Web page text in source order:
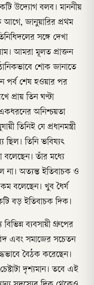
উদ্যোগ বলব। মাননীয়
আগে, জানুয়ারির প্রথম
সঙ্গে দেখা
আমরা মূলত প্রাক্তন
শোক জানাতে
পর্ব শেষ হওয়ার পর
প্রায় তিন ঘণ্টা
অনিশ্চয়তা
তিনিই যে প্রধানমন্ত্রী
ছিল। তিনি ভবিষ্যৎ
বলেছেন। তাঁর মধ্যে
না। অত্যন্ত ইতিবাচক ও
বলেছেন। খুব ধৈর্য
বড় ইতিবাচক দিক।
ব্যবসায়ী গ্রুপের
এবং সমাজের সচেতন
বৈঠক করেছেন।
দৃশ্যমান। তবে এই